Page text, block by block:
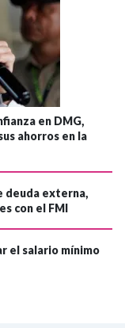
en DMG,
ahorros en la
deuda externa,
con el FMI
el salario mínimo